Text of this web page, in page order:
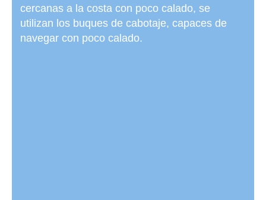
cercanas a la costa con poco calado, se
utilizan los buques de cabotaje, capaces de
navegar con poco calado.